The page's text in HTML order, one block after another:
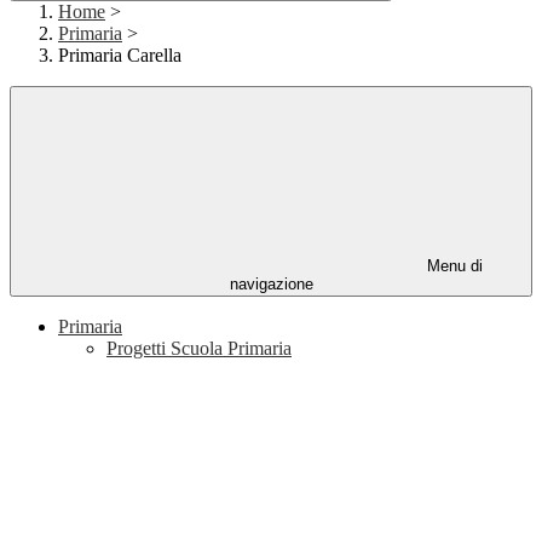
Home >
Primaria >
Primaria Carella
Menu di
navigazione
Primaria
Progetti Scuola Primaria